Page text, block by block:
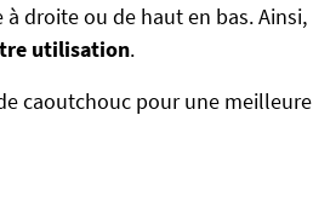
à droite ou de haut en bas. Ainsi,
utilisation.
caoutchouc pour une meilleure